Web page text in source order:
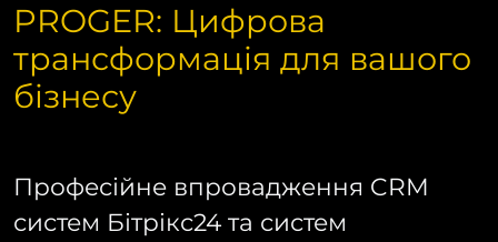
PROGER: Цифрова
трансформація для вашого
бізнесу
Професійне впровадження CRM
систем Бітрікс24 та систем